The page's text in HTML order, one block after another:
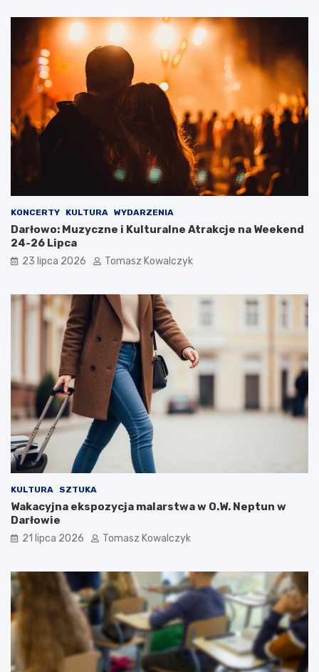
KONCERTY KULTURA WYDARZENIA
Darłowo: Muzyczne i Kulturalne Atrakcje na Weekend
24-26 Lipca
23 lipca 2026 Tomasz Kowalczyk
KULTURA SZTUKA
Wakacyjna ekspozycja malarstwa w O.W. Neptun w
Darłowie
21 lipca 2026 Tomasz Kowalczyk